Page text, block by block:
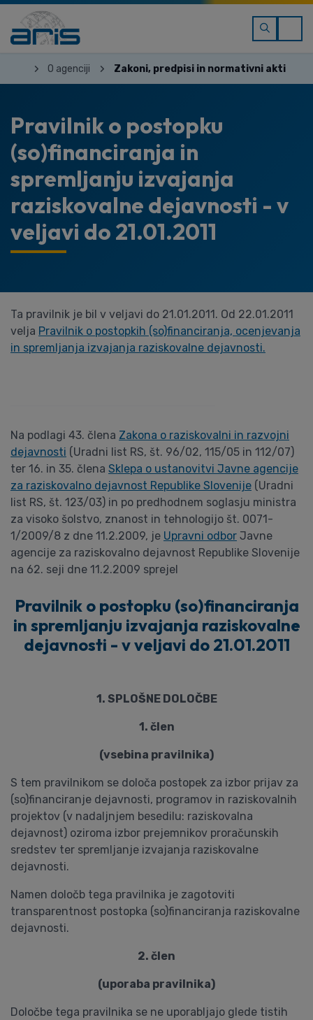
O agenciji Zakoni, predpisi in normativni akti
Pravilnik o postopku
(so)financiranja in
spremljanju izvajanja
raziskovalne dejavnosti - v
veljavi do 21.01.2011
Ta pravilnik je bil v veljavi do 21.01.2011. Od 22.01.2011
velja Pravilnik o postopkih (so)financiranja, ocenjevanja
in spremljanja izvajanja raziskovalne dejavnosti.
Na podlagi 43. člena Zakona o raziskovalni in razvojni
dejavnosti (Uradni list RS, št. 96/02, 115/05 in 112/07)
ter 16. in 35. člena Sklepa o ustanovitvi Javne agencije
za raziskovalno dejavnost Republike Slovenije (Uradni
list RS, št. 123/03) in po predhodnem soglasju ministra
za visoko šolstvo, znanost in tehnologijo št. 0071-
1/2009/8 z dne 11.2.2009, je Upravni odbor Javne
agencije za raziskovalno dejavnost Republike Slovenije
na 62. seji dne 11.2.2009 sprejel
Pravilnik o postopku (so)financiranja
in spremljanju izvajanja raziskovalne
dejavnosti - v veljavi do 21.01.2011
1. SPLOŠNE DOLOČBE
1. člen
(vsebina pravilnika)
S tem pravilnikom se določa postopek za izbor prijav za
(so)financiranje dejavnosti, programov in raziskovalnih
projektov (v nadaljnjem besedilu: raziskovalna
dejavnost) oziroma izbor prejemnikov proračunskih
sredstev ter spremljanje izvajanja raziskovalne
dejavnosti.
Namen določb tega pravilnika je zagotoviti
transparentnost postopka (so)financiranja raziskovalne
dejavnosti.
2. člen
(uporaba pravilnika)
Določbe tega pravilnika se ne uporabljajo glede tistih